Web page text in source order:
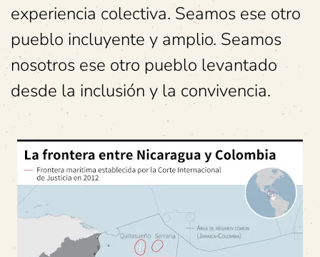
experiencia colectiva. Seamos ese otro
pueblo incluyente y amplio. Seamos
nosotros ese otro pueblo levantado
desde la inclusión y la convivencia.